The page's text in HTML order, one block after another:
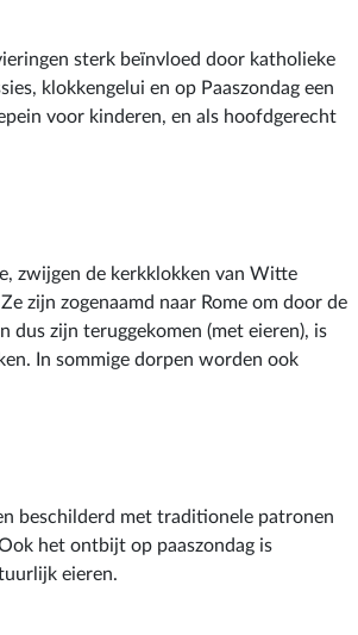
sterk beïnvloed door katholieke
klokkengelui en op Paaszondag een
voor kinderen, en als hoofdgerecht
zwijgen de kerkklokken van Witte
zijn zogenaamd naar Rome om door de
dus zijn teruggekomen (met eieren), is
In sommige dorpen worden ook
beschilderd met traditionele patronen
het ontbijt op paaszondag is
eieren.